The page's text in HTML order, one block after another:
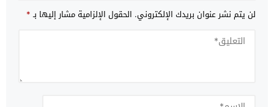
لن يتم نشر عنوان بريدك الإلكتروني. الحقول الإلزامية مشار إليها بـ*